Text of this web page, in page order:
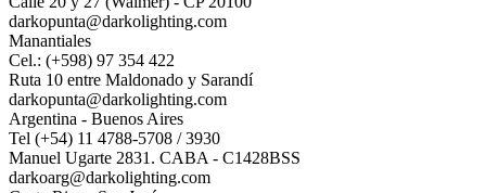
darkopunta@darkolighting.com
Manantiales
Cel.: (+598) 97 354 422
Ruta 10 entre Maldonado y Sarandí
darkopunta@darkolighting.com
Argentina - Buenos Aires
Tel (+54) 11 4788-5708 / 3930
Manuel Ugarte 2831. CABA - C1428BSS
darkoarg@darkolighting.com